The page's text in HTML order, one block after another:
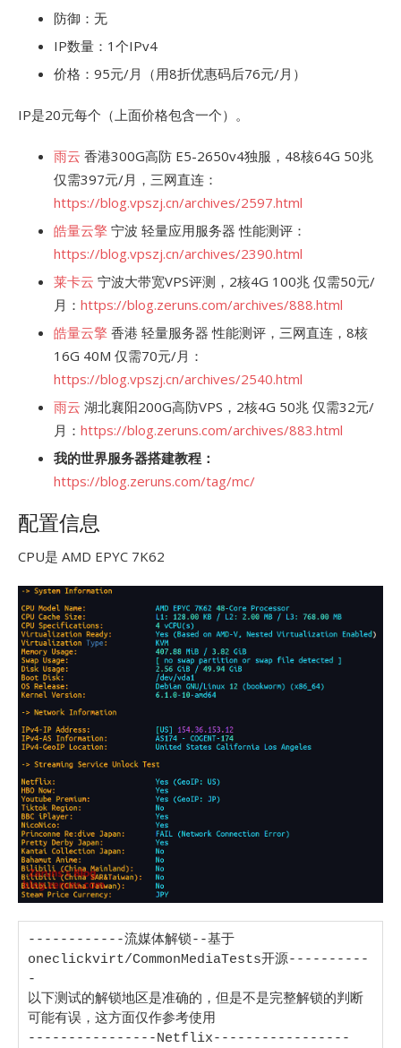
防御：无
IP数量：1个IPv4
价格：95元/月（用8折优惠码后76元/月）
IP是20元每个（上面价格包含一个）。
雨云 香港300G高防 E5-2650v4独服，48核64G 50兆
仅需397元/月，三网直连：
https://blog.vpszj.cn/archives/2597.html
皓量云擎 宁波 轻量应用服务器 性能测评：
https://blog.vpszj.cn/archives/2390.html
莱卡云 宁波大带宽VPS评测，2核4G 100兆 仅需50元/
月： https://blog.zeruns.com/archives/888.html
皓量云擎 香港 轻量服务器 性能测评，三网直连，8核
16G 40M 仅需70元/月：
https://blog.vpszj.cn/archives/2540.html
雨云 湖北襄阳200G高防VPS，2核4G 50兆 仅需32元/
月： https://blog.zeruns.com/archives/883.html
我的世界服务器搭建教程：
https://blog.zeruns.com/tag/mc/
配置信息
CPU是 AMD EPYC 7K62
------------流媒体解锁--基于
oneclickvirt/CommonMediaTests开源----------
-
以下测试的解锁地区是准确的，但是不是完整解锁的判断
可能有误，这方面仅作参考使用
----------------Netflix-----------------